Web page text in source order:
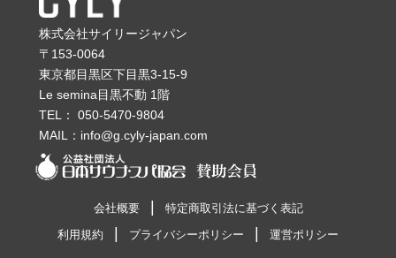
株式会社サイリージャパン
〒153-0064
東京都目黒区下目黒3-15-9
Le semina目黒不動 1階
TEL： 050-5470-9804
MAIL： info@g.cyly-japan.com
会社概要
特定商取引法に基づく表記
利用規約
プライバシーポリシー 運営ポリシー